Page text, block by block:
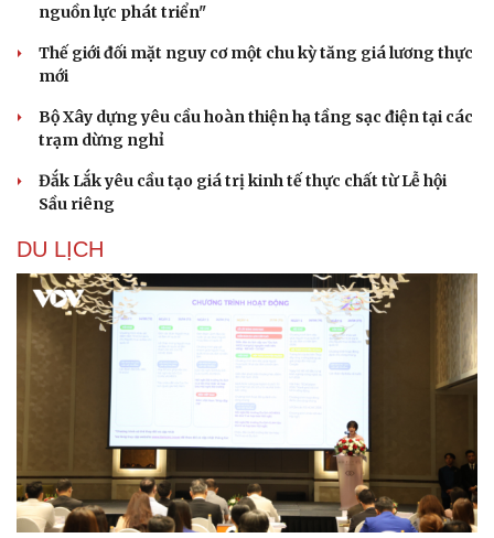
nguồn lực phát triển"
Thế giới đối mặt nguy cơ một chu kỳ tăng giá lương thực
mới
Bộ Xây dựng yêu cầu hoàn thiện hạ tầng sạc điện tại các
trạm dừng nghỉ
Đắk Lắk yêu cầu tạo giá trị kinh tế thực chất từ Lễ hội
Sầu riêng
DU LỊCH